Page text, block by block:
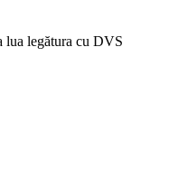
lua legătura cu DVS